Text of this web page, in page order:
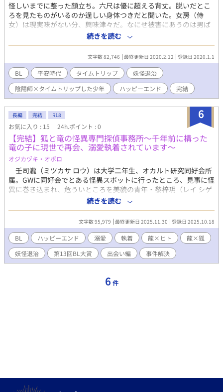
怪しいまでに整った顔立ち。六尺は優に超える背丈。脱いだとこ
ろを見たものがいるのか逞しい身体つきだと聞いた。女房（侍
女）は現実味がない分、興味津々だ。なにせ被害にあうのは男ば
かり。中には女が、わたしも抱かれたと自慢するらしいがその信
憑性はない。 〈氷の君〉 言葉を発せず、触れる手は夏でも氷のよ
うに冷たい。それはその妖怪に付いた名だった。 ーー本文よりー
ー 現代から平安時代へタイムトリップした少年と青年陰陽師が美
貌の妖怪を退治する物語 ！！注意！！ ⚫︎「陰陽師」と云う単語だ
けで覗いて下さった方は、ご注意下さい。こちら、BL小説です 陰
陽道の事はあまり無い、もしくは私の妄想だと思って下さい。独
自の術などあるかもしれません。敢えて、タグの登録はしてませ
んが、うっかり辿り着いた方は、躊躇わずにバックお願いします
⚫︎攻めが受けに出会うまでは、ちょっぴり酷い奴でした ⚫︎一度だ
けですが、攻守逆転します ご注意くださいm(_ _)m 『撫子の華が
咲く』
https://www.alphapolis.co.jp/novel/331526219/575244443の約
十年後の物語です 主人公や主要な人物は前作には登場していませ
ん。なので、前作を読まなくてもわかるように書くつもりです
が、お時間が有る方は拙作『撫子の華が咲く』を先にお読み頂け
ると幸いです 他サイトにも公開しています
続きを読む
文字数 82,746 最終更新日 2020.2.12 登録日 2020.1.1
BL 平安時代 タイムトリップ
妖怪退治
陰陽師×タイムトリップした少年
ハッピーエンド 完結
6
長編 完結 R18
お気に入り : 15 24h.ポイント : 0
【完結】狐と竜の怪異専門探偵事務所～千年前に構った
竜の子に現世で再会、溺愛執着されています～
オジカヅキ・オボロ
壬司瀧（ミツカサ ロウ）は大学二年生、オカルト研究同好会所
属。GWに同好会でとある怪異スポットに行ったところ、見事に怪
異に巻き込まれ、危ういところを美貌の青年・黎梓玥（レイ シゲ
ツ）に助けられる。 ヒトより高位存在である神族であろうと思
われる梓玥に戦々恐々、ビビりまくりのオカ研メンツだったが、
一晩梓玥の世話になった後、梓玥は瀧たちの大学へと編入してく
る。「妖魔鬼怪や怪異に対して、私は有効で安全な手段」と売り
込んでくる。オカ研メンバーは驚きつつも受け入れ、梓玥はオカ
研5人目のメンバーとなった。 その後、持ち込まれた怪異に対
して対応するオカ研、瀧の実家に行き両親や兄たちに会い「瀧を
私に預けて欲しい」と言う梓玥、再びの持ち込み案件の解決など
続きを読む
文字数 95,979 最終更新日 2025.11.30 登録日 2025.10.18
BL ハッピーエンド 溺愛 執着 龍×ヒト
龍×狐
妖怪退治
第13回BL大賞 出会い編 事件解決
6 件